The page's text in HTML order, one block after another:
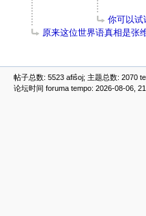
你可以试
原来这位世界语真相是张
帖子总数: 5523 afiŝoj; 主题总数: 2070
论坛时间 foruma tempo: 2026-08-06,